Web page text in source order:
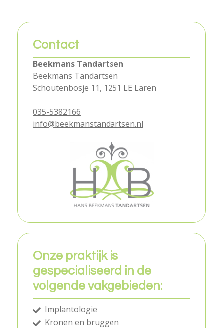
Contact
Beekmans Tandartsen
Beekmans Tandartsen
Schoutenbosje 11, 1251 LE Laren
035-5382166
info@beekmanstandartsen.nl
Onze praktijk is
gespecialiseerd in de
volgende vakgebieden:
Implantologie
Kronen en bruggen